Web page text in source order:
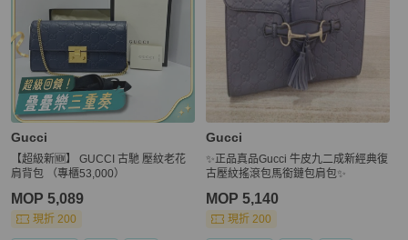
Gucci
【超級新🆕】 GUCCI 古馳 壓紋老花
肩背包 （專櫃53,000）
MOP 5,089
現折 200
Gucci
✨正品真品Gucci 牛皮九二成新經典復
古壓紋搖滾包馬銜鏈包肩包✨
MOP 5,140
現折 200